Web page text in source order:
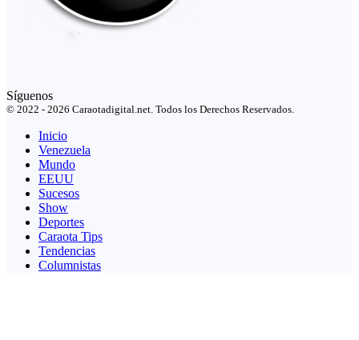
Síguenos
© 2022 - 2026 Caraotadigital.net. Todos los Derechos Reservados.
Inicio
Venezuela
Mundo
EEUU
Sucesos
Show
Deportes
Caraota Tips
Tendencias
Columnistas